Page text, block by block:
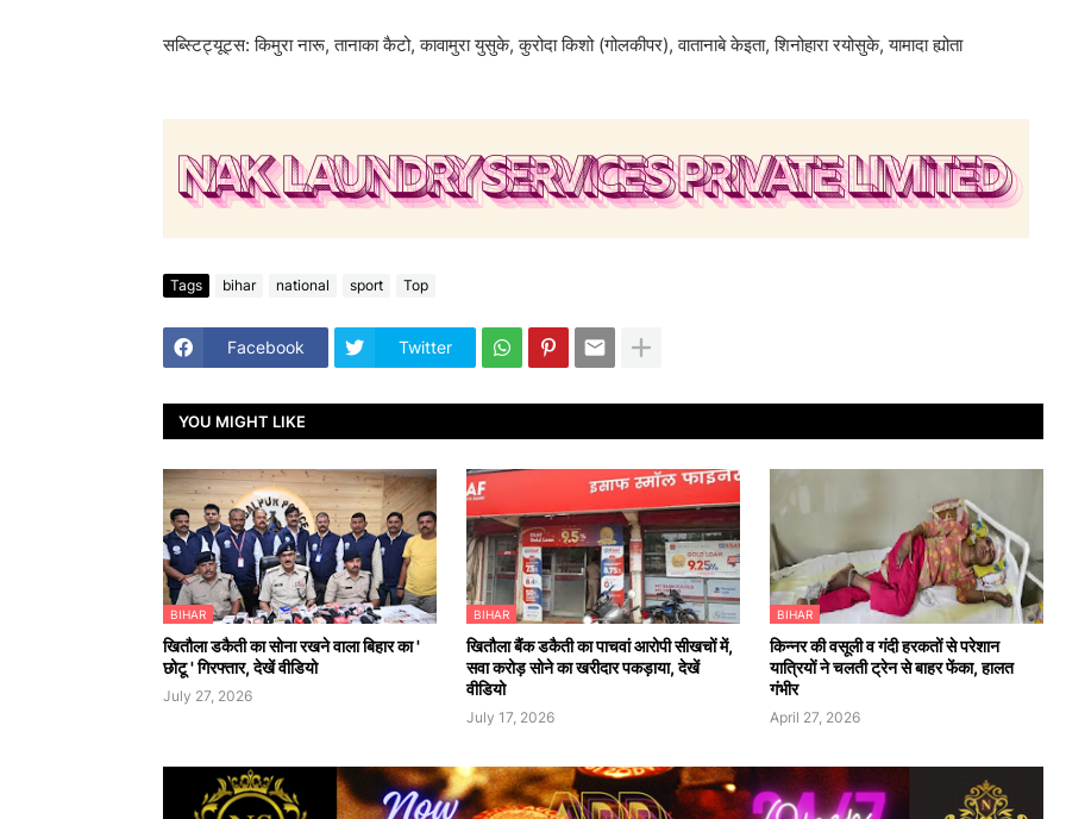
सब्स्टिट्यूट्स: किमुरा नारू, तानाका कैटो, कावामुरा युसुके, कुरोदा किशो (गोलकीपर), वातानाबे केइता, शिनोहारा रयोसुके, यामादा ह्योता
Tags bihar national sport Top
Facebook Twitter
YOU MIGHT LIKE
BIHAR
खितौला डकैती का सोना रखने वाला बिहार का '
छोटू ' गिरफ्तार, देखें वीडियो
July 27, 2026
BIHAR
खितौला बैंक डकैती का पाचवां आरोपी सीखचों में,
सवा करोड़ सोने का खरीदार पकड़ाया, देखें
वीडियो
July 17, 2026
BIHAR
किन्नर की वसूली व गंदी हरकतों से परेशान
यात्रियों ने चलती ट्रेन से बाहर फेंका, हालत
गंभीर
April 27, 2026